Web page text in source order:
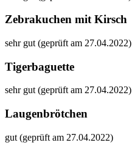
Zebrakuchen mit Kirsch
sehr gut (geprüft am 27.04.2022)
Tigerbaguette
sehr gut (geprüft am 27.04.2022)
Laugenbrötchen
gut (geprüft am 27.04.2022)